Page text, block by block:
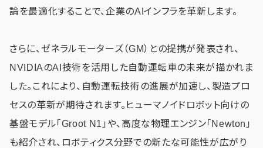
論を最適化することで、企業のAIインフラを革新します。
さらに、ゼネラルモーターズ（GM）との提携が発表され、
NVIDIAのAI技術を活用した自動運転車の未来が描かれま
した。これにより、自動運転技術の進展が加速し、製造プロ
セスの革新が期待されます。ヒューマノイドロボット向けの
基盤モデル「Groot N1」や、高度な物理エンジン「Newton」
も紹介され、ロボティクス分野での新たな可能性が広がり